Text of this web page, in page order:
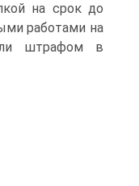
на срок до
работами на
штрафом в